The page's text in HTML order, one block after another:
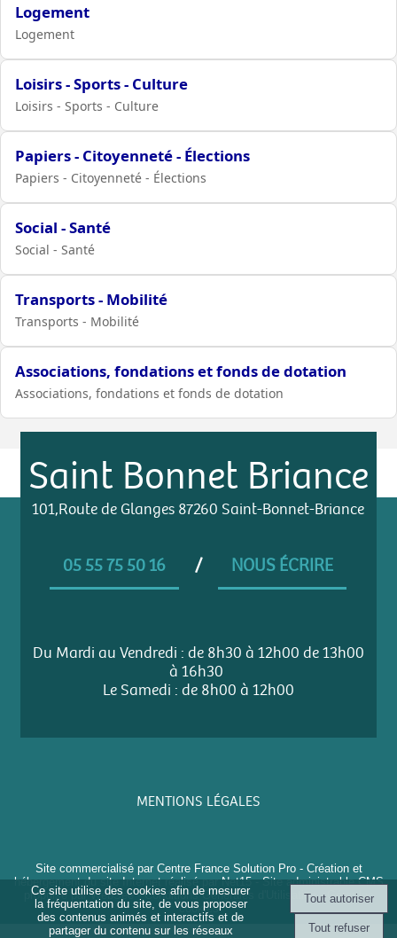
Logement
Logement
Loisirs - Sports - Culture
Loisirs - Sports - Culture
Papiers - Citoyenneté - Élections
Papiers - Citoyenneté - Élections
Social - Santé
Social - Santé
Transports - Mobilité
Transports - Mobilité
Associations, fondations et fonds de dotation
Associations, fondations et fonds de dotation
Saint Bonnet Briance
101,Route de Glanges 87260 Saint-Bonnet-Briance
05 55 75 50 16 / NOUS ÉCRIRE
Du Mardi au Vendredi : de 8h30 à 12h00 de 13h00
à 16h30
Le Samedi : de 8h00 à 12h00
MENTIONS LÉGALES
Site commercialisé par Centre France Solution Pro- Création et
hébergement du site Internet réalisé par Net15-Site administrable CMS
propulsé par WebSee-Conditions Générales d'Utilisation- Gérer les
cookies
Ce site utilise des cookies afin de mesurer
la fréquentation du site, de vous proposer
des contenus animés et interactifs et de
partager du contenu sur les réseaux